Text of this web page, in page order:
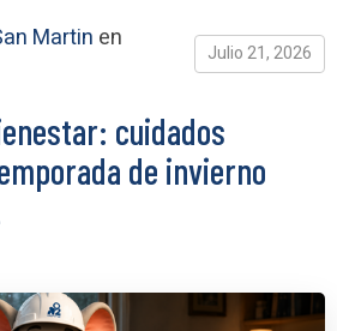
Martin en
Julio 21, 2026
cuidados
de invierno